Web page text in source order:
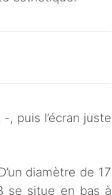
puis l’écran juste
diamètre de 17
se situe en bas à